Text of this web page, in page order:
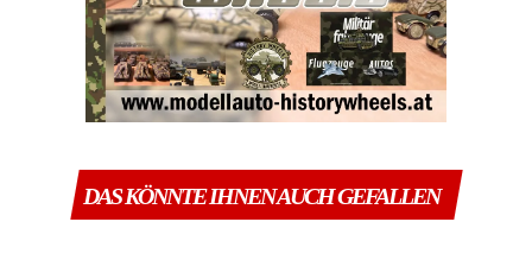
DAS KÖNNTE IHNEN AUCH GEFALLEN